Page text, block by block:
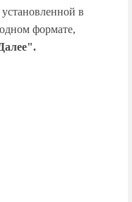
в
формате,